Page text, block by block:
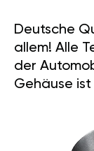
Deutsche
allem! Alle
der
Gehäuse